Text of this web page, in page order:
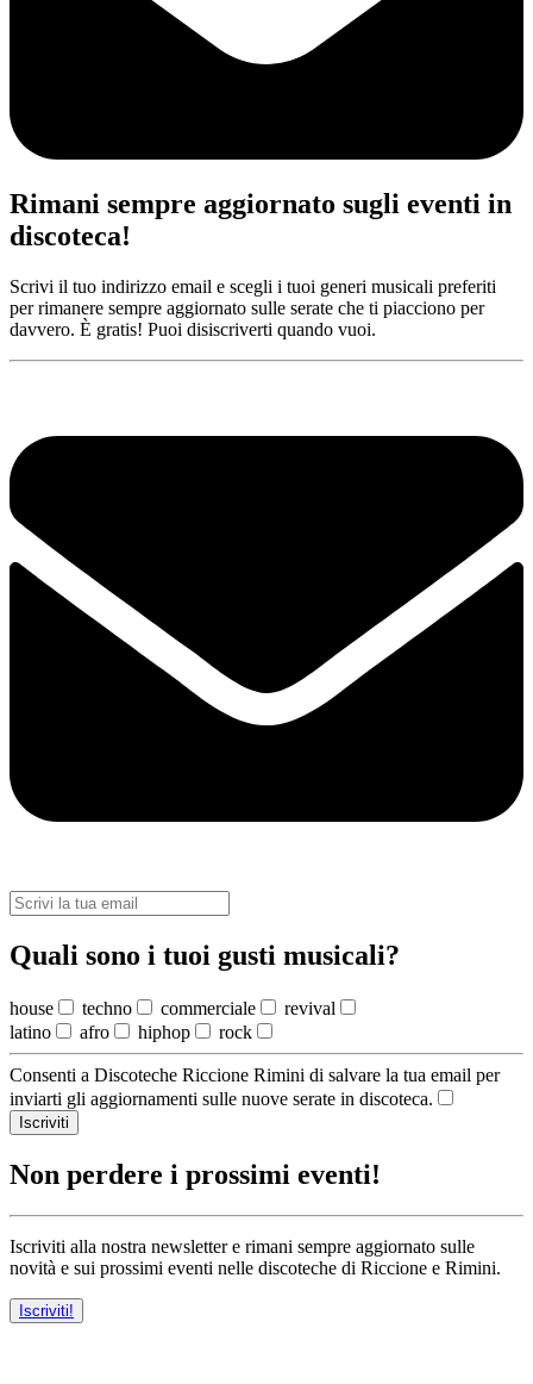
Rimani sempre aggiornato sugli eventi in
discoteca!
Scrivi il tuo indirizzo email e scegli i tuoi generi musicali preferiti
per rimanere sempre aggiornato sulle serate che ti piacciono per
davvero. È gratis! Puoi disiscriverti quando vuoi.
Quali sono i tuoi gusti musicali?
house techno commerciale
revival
latino
afro hiphop rock
Consenti a Discoteche Riccione Rimini di salvare la tua email per
inviarti gli aggiornamenti sulle nuove serate in discoteca.
Iscriviti
Non perdere i prossimi eventi!
Iscriviti alla nostra newsletter e rimani sempre aggiornato sulle
novità e sui prossimi eventi nelle discoteche di Riccione e Rimini.
Iscriviti!